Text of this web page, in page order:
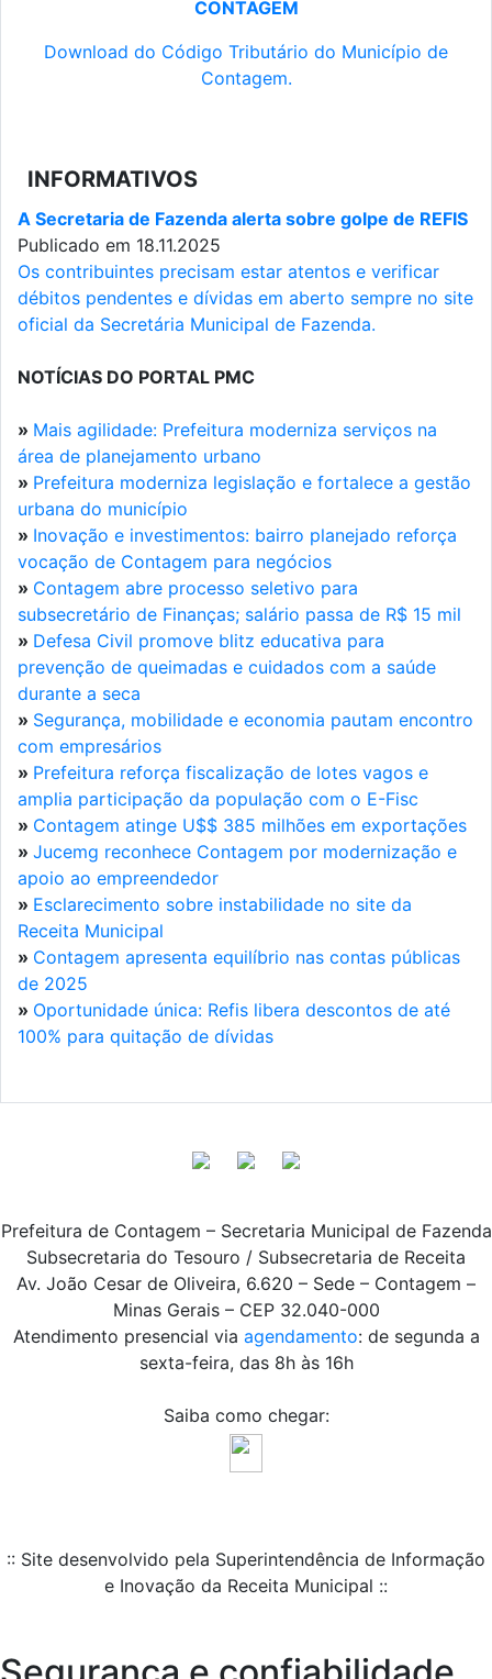
CONTAGEM
Download do Código Tributário do Município de
Contagem.
INFORMATIVOS
A Secretaria de Fazenda alerta sobre golpe de REFIS
Publicado em 18.11.2025
Os contribuintes precisam estar atentos e verificar
débitos pendentes e dívidas em aberto sempre no site
oficial da Secretária Municipal de Fazenda.
NOTÍCIAS DO PORTAL PMC
» Mais agilidade: Prefeitura moderniza serviços na
área de planejamento urbano
» Prefeitura moderniza legislação e fortalece a gestão
urbana do município
» Inovação e investimentos: bairro planejado reforça
vocação de Contagem para negócios
» Contagem abre processo seletivo para
subsecretário de Finanças; salário passa de R$ 15 mil
» Defesa Civil promove blitz educativa para
prevenção de queimadas e cuidados com a saúde
durante a seca
» Segurança, mobilidade e economia pautam encontro
com empresários
» Prefeitura reforça fiscalização de lotes vagos e
amplia participação da população com o E-Fisc
» Contagem atinge U$$ 385 milhões em exportações
» Jucemg reconhece Contagem por modernização e
apoio ao empreendedor
» Esclarecimento sobre instabilidade no site da
Receita Municipal
» Contagem apresenta equilíbrio nas contas públicas
de 2025
» Oportunidade única: Refis libera descontos de até
100% para quitação de dívidas
Prefeitura de Contagem – Secretaria Municipal de Fazenda
Subsecretaria do Tesouro / Subsecretaria de Receita
Av. João Cesar de Oliveira, 6.620 – Sede – Contagem –
Minas Gerais – CEP 32.040-000
Atendimento presencial via agendamento: de segunda a
sexta-feira, das 8h às 16h
Saiba como chegar:
:: Site desenvolvido pela Superintendência de Informação
e Inovação da Receita Municipal ::